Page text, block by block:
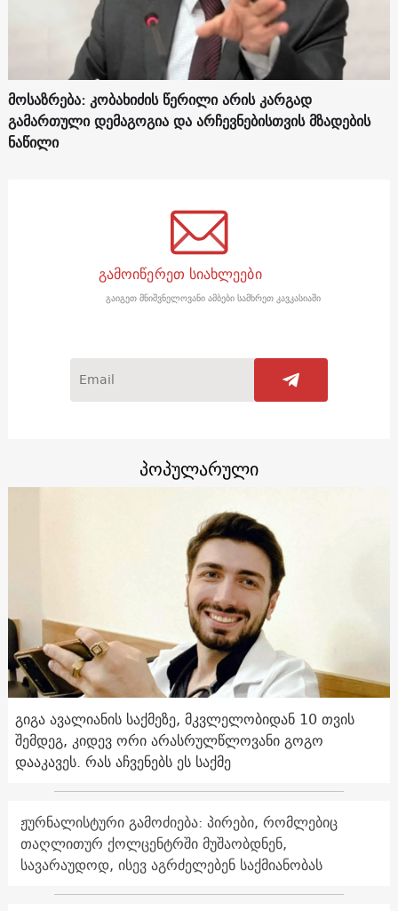
მოსაზრება: კობახიძის წერილი არის კარგად
გამართული დემაგოგია და არჩევნებისთვის მზადების
ნაწილი
გამოიწერეთ სიახლეები
გაიგეთ მნიშვნელოვანი ამბები სამხრეთ კავკასიაში
პოპულარული
გიგა ავალიანის საქმეზე, მკვლელობიდან 10 თვის
შემდეგ, კიდევ ორი არასრულწლოვანი გოგო
დააკავეს. რას აჩვენებს ეს საქმე
ჟურნალისტური გამოძიება: პირები, რომლებიც
თაღლითურ ქოლცენტრში მუშაობდნენ,
სავარაუდოდ, ისევ აგრძელებენ საქმიანობას